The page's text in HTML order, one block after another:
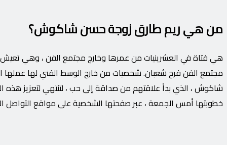
من هي ريم طارق زوجة حسن شاكوش؟
هي فتاة في العشرينيات من عمرها وخارج مجتمع الفن ، وهي
مجتمع الفن فرح شعبان. شخصيات من خارج الوسط الفني لها
شاكوش ، الذي بدأ علاقتهم من صداقة إلى حب ، لتنتهي لتعزيز
خطوبتها أمس الجمعة ، عبر صفحتها الشخصية على مواقع التواصل